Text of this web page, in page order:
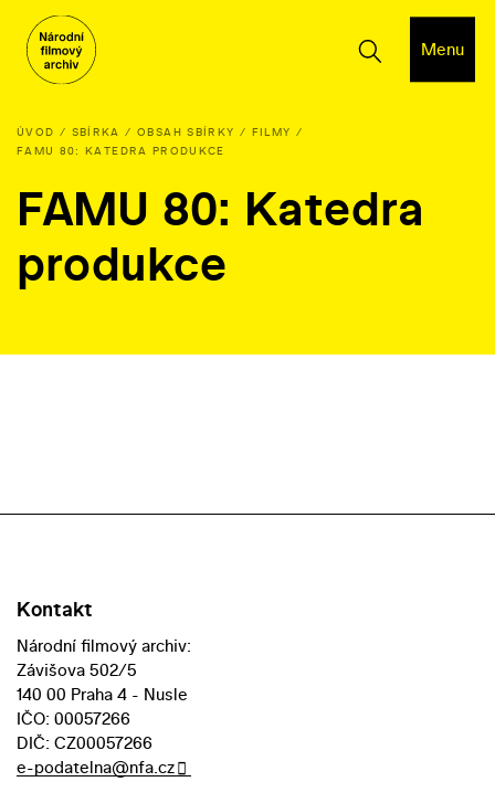
Menu
ÚVOD SBÍRKA OBSAH SBÍRKY
FILMY
FAMU 80: KATEDRA PRODUKCE
FAMU 80: Katedra
produkce
Kontakt
Národní filmový archiv:
Závišova 502/5
140 00 Praha 4 - Nusle
IČO: 00057266
DIČ: CZ00057266
e-podatelna@nfa.cz